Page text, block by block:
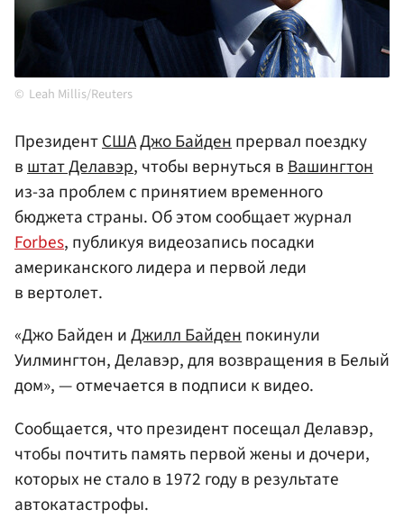
Leah Millis/Reuters
ПрезидентСШАДжо Байденпрервал поездку
вштат Делавэр, чтобы вернуться вВашингтон
из-за проблем с принятием временного
бюджета страны. Об этом сообщает журнал
Forbes, публикуя видеозапись посадки
американского лидера и первой леди
в вертолет.
«Джо Байден иДжилл Байденпокинули
Уилмингтон, Делавэр, для возвращения в Белый
дом», — отмечается в подписи к видео.
Сообщается, что президент посещал Делавэр,
чтобы почтить память первой жены и дочери,
которых не стало в 1972 году в результате
автокатастрофы.